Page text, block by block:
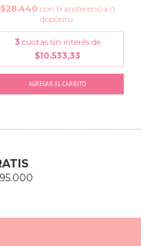
$28.440 con transferencia o
depósito.
3 cuotas sin interés de
$10.533,33
AGREGAR AL CARRITO